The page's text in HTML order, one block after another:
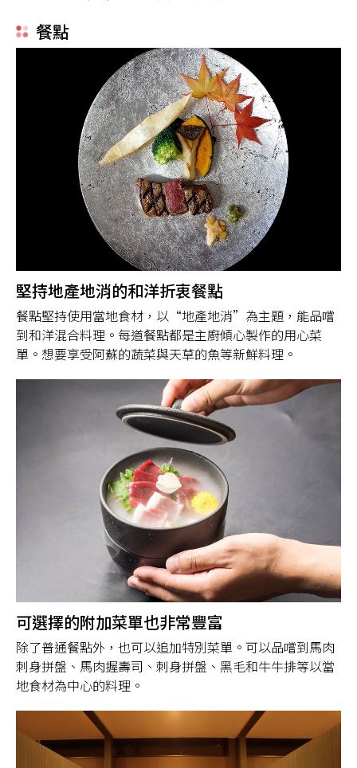
餐點
堅持地產地消的和洋折衷餐點
餐點堅持使用當地食材，以“地產地消”為主題，能品嚐
到和洋混合料理。每道餐點都是主廚傾心製作的用心菜
單。想要享受阿蘇的蔬菜與天草的魚等新鮮料理。
可選擇的附加菜單也非常豐富
除了普通餐點外，也可以追加特別菜單。可以品嚐到馬肉
刺身拼盤、馬肉握壽司、刺身拼盤、黑毛和牛牛排等以當
地食材為中心的料理。